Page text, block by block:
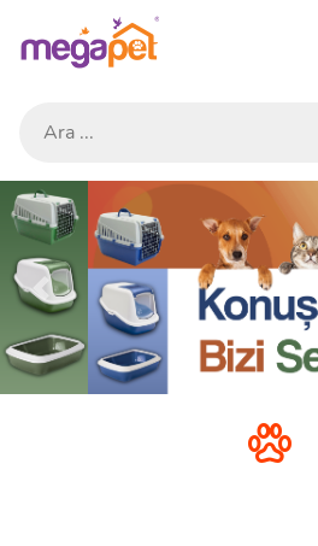
Previous